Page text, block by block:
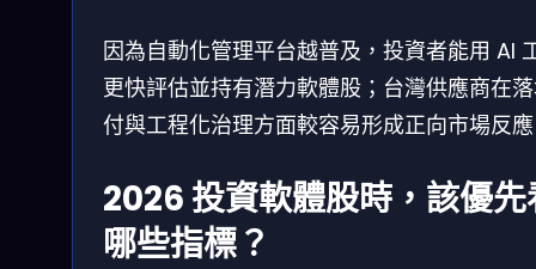
因為自動化管理平台越普及，投資者能用 AI
更快評估並持有潛力軟體股；台灣供應商在
付與工程化治理方面較容易形成正向市場反
2026 投資軟體股時，該優先
哪些指標？